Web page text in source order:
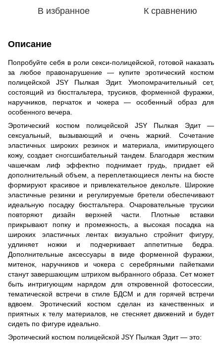
В избранное К сравнению
Описание
Попробуйте себя в роли секси-полицейской, готовой наказать
за любое правонарушение — купите эротический костюм
полицейской JSY Пылкая Эдит. Умопомрачительный сет,
состоящий из бюстгальтера, трусиков, форменной фуражки,
наручников, перчаток и чокера — особенный образ для
особенного вечера.
Эротический костюм полицейской JSY Пылкая Эдит —
сексуальный, вызывающий и очень жаркий. Сочетание
эластичных широких резинок и материала, имитирующего
кожу, создает сногсшибательный тандем. Благодаря жестким
чашечкам лиф эффектно поднимает грудь, придает ей
дополнительный объем, а переплетающиеся ленты на бюсте
формируют красивое и привлекательное декольте. Широкие
эластичные резинки и регулируемые бретели обеспечивают
идеальную посадку бюстгальтера. Очаровательные трусики
повторяют дизайн верхней части. Плотные вставки
прикрывают попку и промежность, а высокая посадка на
широких эластичных лентах визуально стройнит фигуру,
удлиняет ножки и подчеркивает аппетитные бедра.
Дополнительные аксессуары в виде форменной фуражки,
митенок, наручников и чокера с серебряными пайетками
станут завершающим штрихом выбранного образа. Сет может
быть интригующим нарядом для откровенной фотосессии,
тематической встречи в стиле БДСМ и для горячей встречи
вдвоем. Эротический костюм сделан из качественных и
приятных к телу материалов, не стесняет движений и будет
сидеть по фигуре идеально.
Эротический костюм полицейской JSY Пылкая Эдит — это: